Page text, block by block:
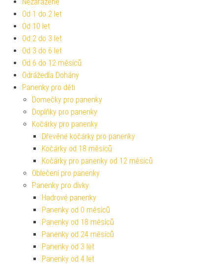
Od 1 do 2 let
Od 10 let
Od 2 do 3 let
Od 3 do 6 let
Od 6 do 12 měsíců
Odrážedla Dohány
Panenky pro děti
Domečky pro panenky
Doplňky pro panenky
Kočárky pro panenky
Dřevěné kočárky pro panenky
Kočárky od 18 měsíců
Kočárky pro panenky od 12 měsíců
Oblečení pro panenky
Panenky pro dívky
Hadrové panenky
Panenky od 0 měsíců
Panenky od 18 měsíců
Panenky od 24 měsíců
Panenky od 3 let
Panenky od 4 let